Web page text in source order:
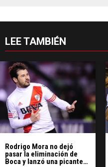
LEE TAMBIÉN
Rodrigo Mora no dejó
pasar la eliminación de
Boca y lanzó una picante